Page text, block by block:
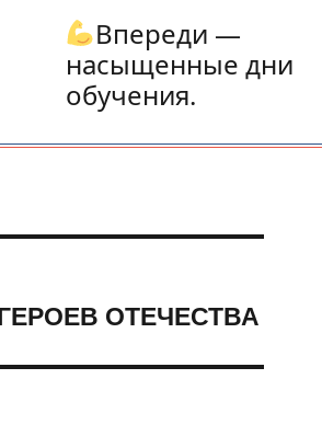
Впереди —
насыщенные дни
обучения.
ОТЕЧЕСТВА